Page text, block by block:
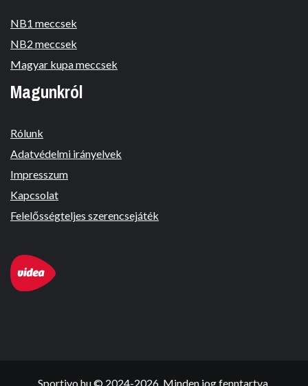
NB1 meccsek
NB2 meccsek
Magyar kupa meccsek
Magunkról
Rólunk
Adatvédelmi irányelvek
Impresszum
Kapcsolat
Felelősségteljes szerencsejáték
Sportivo.hu © 2024-2026. Minden jog fenntartva.